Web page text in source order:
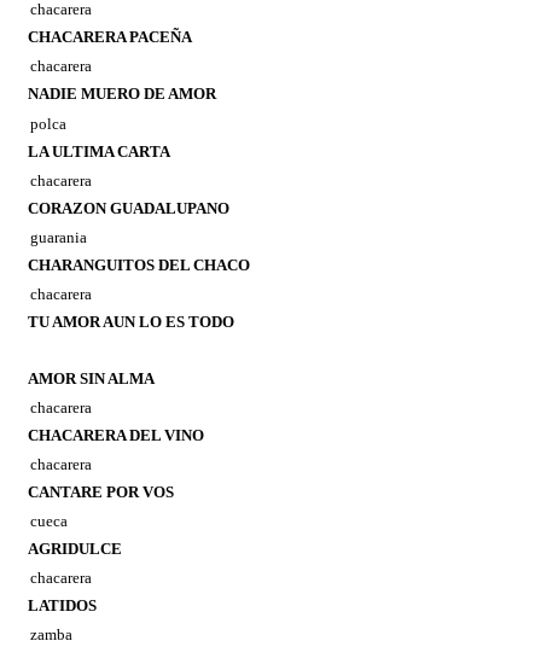
chacarera
CHACARERA PACEÑA
chacarera
NADIE MUERO DE AMOR
polca
LA ULTIMA CARTA
chacarera
CORAZON GUADALUPANO
guarania
CHARANGUITOS DEL CHACO
chacarera
TU AMOR AUN LO ES TODO
AMOR SIN ALMA
chacarera
CHACARERA DEL VINO
chacarera
CANTARE POR VOS
cueca
AGRIDULCE
chacarera
LATIDOS
zamba